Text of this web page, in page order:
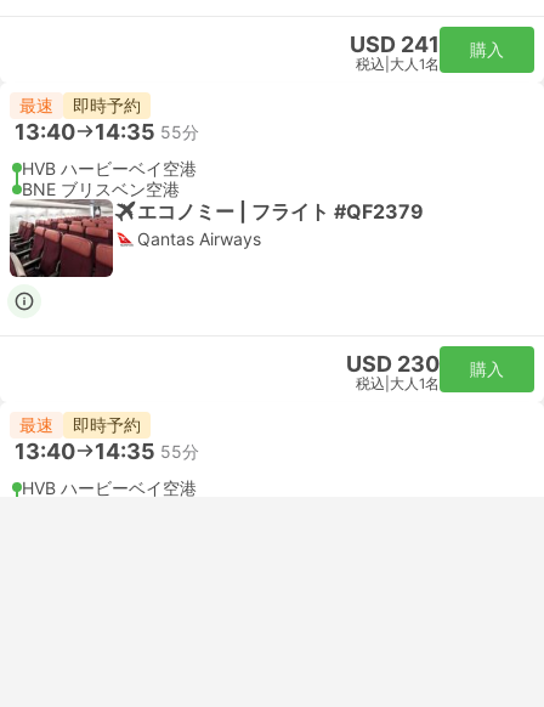
USD 241
税込 大人1名
購入
最速 即時予約
13:40 14:35 55分
HVB ハービーベイ空港
BNE ブリスベン空港
エコノミー | フライト #QF2379
Qantas Airways
USD 230
税込 大人1名
購入
最速 即時予約
13:40 14:35 55分
HVB ハービーベイ空港